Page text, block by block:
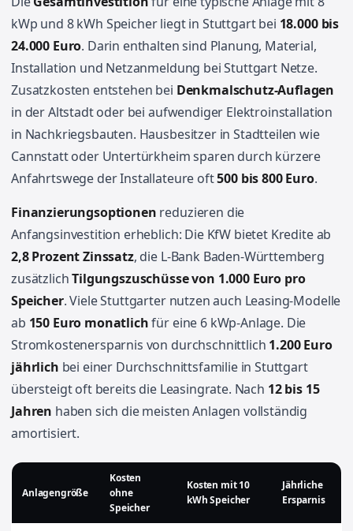
kWp und 8 kWh Speicher liegt in Stuttgart bei 18.000 bis
24.000 Euro. Darin enthalten sind Planung, Material,
Installation und Netzanmeldung bei Stuttgart Netze.
Zusatzkosten entstehen bei Denkmalschutz-Auflagen
in der Altstadt oder bei aufwendiger Elektroinstallation
in Nachkriegsbauten. Hausbesitzer in Stadtteilen wie
Cannstatt oder Untertürkheim sparen durch kürzere
Anfahrtswege der Installateure oft500 bis 800 Euro.
Finanzierungsoptionen reduzieren die
Anfangsinvestition erheblich: Die KfW bietet Kredite ab
2,8 Prozent Zinssatz, die L-Bank Baden-Württemberg
zusätzlichTilgungszuschüsse von 1.000 Euro pro
Speicher. Viele Stuttgarter nutzen auch Leasing-Modelle
ab 150 Euro monatlichfür eine 6 kWp-Anlage. Die
Stromkostenersparnis von durchschnittlich 1.200 Euro
jährlich bei einer Durchschnittsfamilie in Stuttgart
übersteigt oft bereits die Leasingrate. Nach 12 bis 15
Jahren haben sich die meisten Anlagen vollständig
amortisiert.
Anlagengröße
Kosten
ohne
Speicher
Kosten mit 10
kWh Speicher
Jährliche
Ersparnis